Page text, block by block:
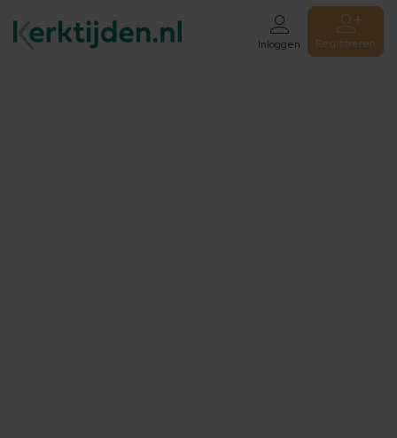
Inloggen Registreren